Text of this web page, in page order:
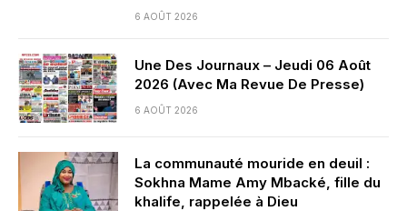
6 AOÛT 2026
Une Des Journaux – Jeudi 06 Août
2026 (Avec Ma Revue De Presse)
6 AOÛT 2026
La communauté mouride en deuil :
Sokhna Mame Amy Mbacké, fille du
khalife, rappelée à Dieu